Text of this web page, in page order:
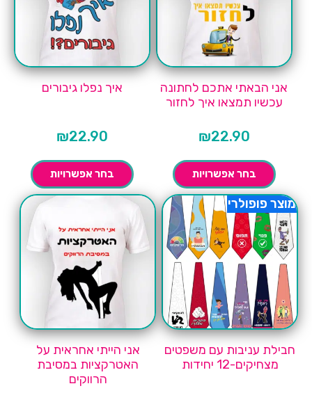
אני הבאתי אתכם לחתונה
עכשיו תמצאו איך לחזור
₪22.90
בחר אפשרויות
איך נפלו גיבורים
₪22.90
בחר אפשרויות
מוצר פופולרי
חבילת עניבות עם משפטים
מצחיקים-12 יחידות
אני הייתי אחראית על
האטרקציות במסיבת
הרווקים